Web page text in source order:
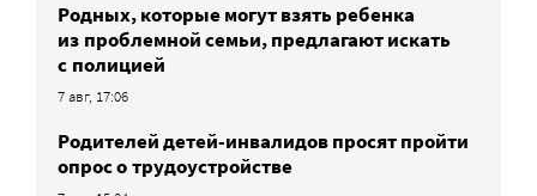
Родных, которые могут взять ребенка
из проблемной семьи, предлагают искать
с полицией
7 авг, 17:06
Родителей детей-инвалидов просят пройти
опрос о трудоустройстве